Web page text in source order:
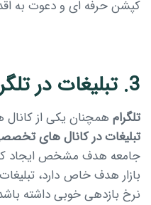
کپشن حرفه ای و دعوت به
3. تبلیغات در تلگرام
تلگرام همچنان یکی از کانال
تبلیغات در کانال های
جامعه هدف مشخص ایجاد
بازار هدف خاص دارد،
نرخ بازدهی خوبی داشته